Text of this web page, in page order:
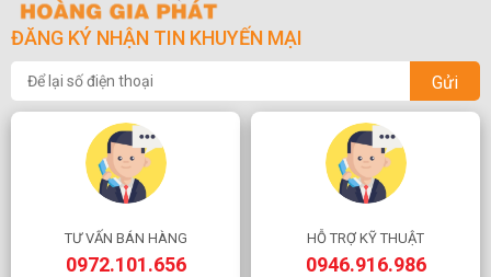
ĐĂNG KÝ NHẬN TIN KHUYẾN MẠI
Gửi
TƯ VẤN BÁN HÀNG
0972.101.656
HỖ TRỢ KỸ THUẬT
0946.916.986